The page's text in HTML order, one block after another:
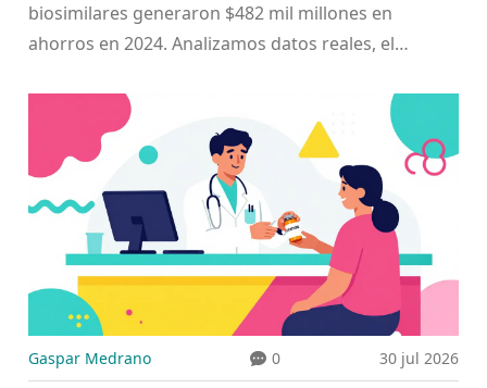
biosimilares generaron $482 mil millones en
ahorros en 2024. Analizamos datos reales, el
farmacéuticos.
Gaspar Medrano 0 30 jul 2026